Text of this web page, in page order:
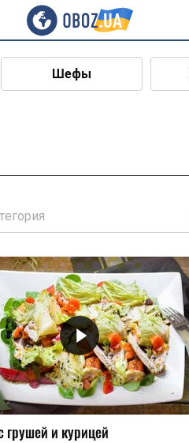
Шефы
грушей и курицей